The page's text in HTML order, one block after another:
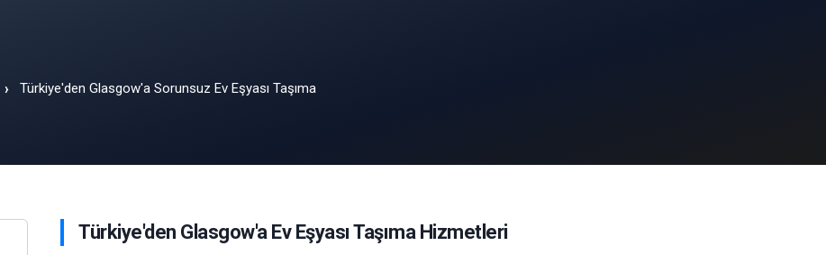
Türkiye'den Glasgow'a Sorunsuz Ev Eşyası Taşıma
Türkiye'den Glasgow'a Ev Eşyası Taşıma Hizmetleri